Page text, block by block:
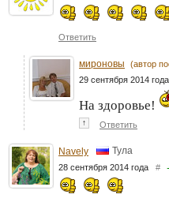
Ответить
мироновы (автор
29 сентября 2014
На здоровье!
↑ Ответить
Navely Тула
28 сентября 2014 года #